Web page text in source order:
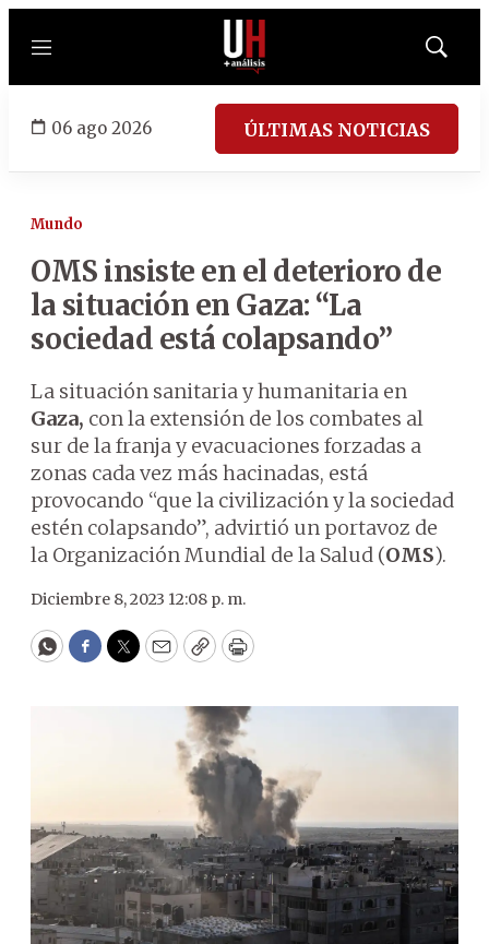
Menú
Mostrar
06 ago 2026 ÚLTIMAS NOTICIAS
Mundo
OMS insiste en el deterioro de
la situación en Gaza: “La
sociedad está colapsando”
La situación sanitaria y humanitaria en
Gaza, con la extensión de los combates al
sur de la franja y evacuaciones forzadas a
zonas cada vez más hacinadas, está
provocando “que la civilización y la sociedad
estén colapsando”, advirtió un portavoz de
la Organización Mundial de la Salud (OMS).
Diciembre 8, 2023 12:08 p. m.
WhatsApp
Facebook
Twitter
EmailCopyPrint